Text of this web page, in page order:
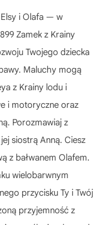
i Olafa — w
Zamek z Krainy
Twojego dziecka
Maluchy mogą
z Krainy lodu i
i motoryczne oraz
Porozmawiaj z
siostrą Anną. Ciesz
z bałwanem Olafem.
wielobarwnym
przycisku Ty i Twój
przyjemność z